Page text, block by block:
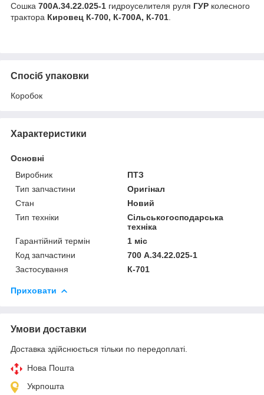
Сошка 700А.34.22.025-1 гидроуселителя руля ГУР колесного
трактора Кировец К-700, К-700А, К-701
Спосіб упаковки
Коробок
Характеристики
Основні
Виробник
ПТЗ
Тип запчастини
Оригінал
Стан
Новий
Тип техніки
Сільськогосподарська
техніка
Гарантійний термін
1 міс
Код запчастини
700 А.34.22.025-1
Застосування
К-701
Приховати
Умови доставки
Доставка здійснюється тільки по передоплаті.
Нова Пошта
Укрпошта